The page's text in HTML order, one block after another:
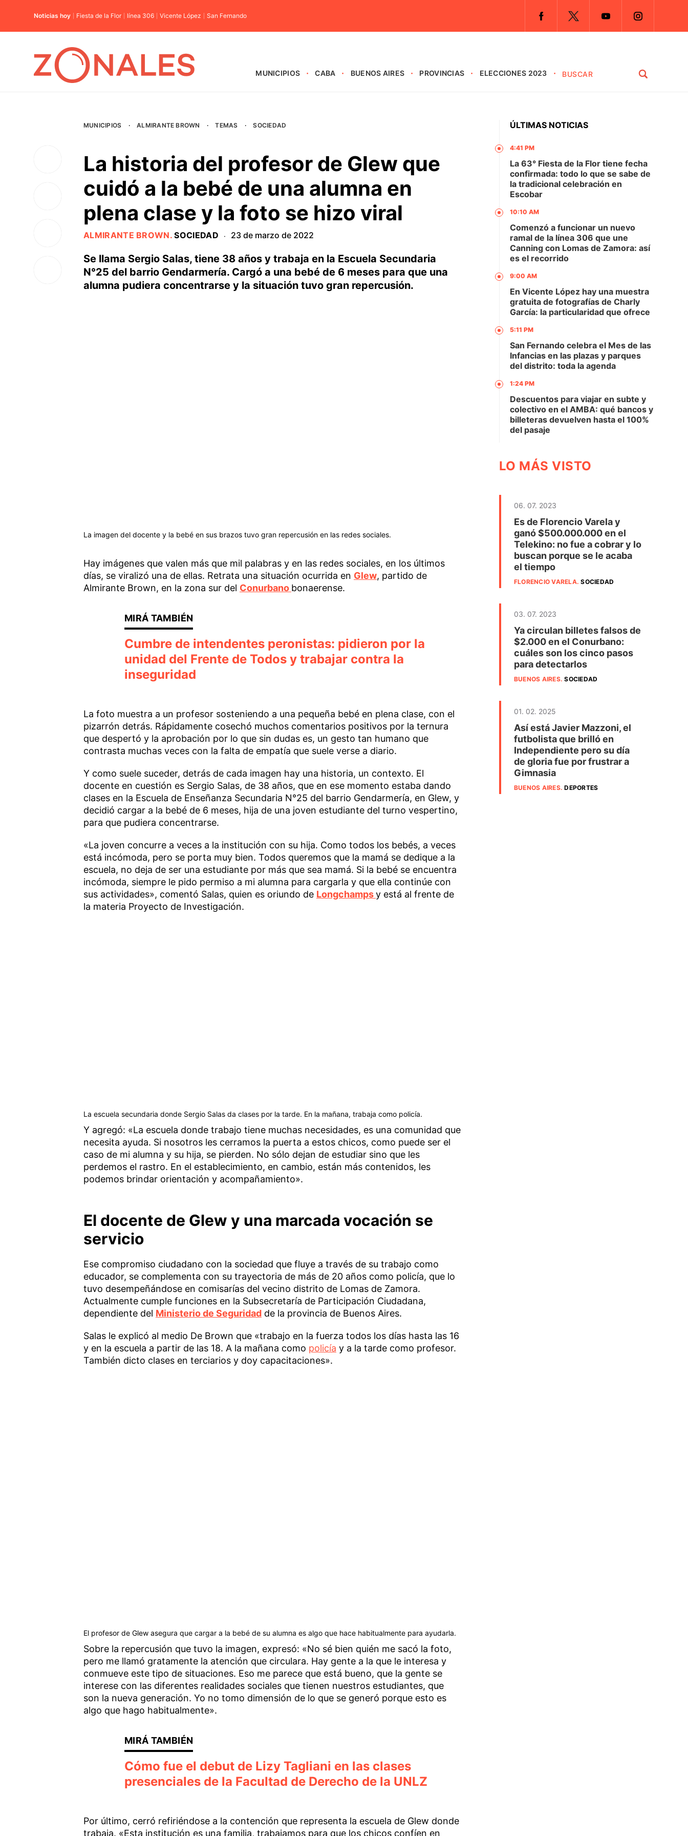
Noticias hoy Fiesta de la Flor línea 306 Vicente López San Fernando
MUNICIPIOS CABA BUENOS AIRES PROVINCIAS ELECCIONES 2023
MUNICIPIOS · ALMIRANTE BROWN · TEMAS · SOCIEDAD
La historia del profesor de Glew que
cuidó a la bebé de una alumna en
plena clase y la foto se hizo viral
ALMIRANTE BROWN.SOCIEDAD · 23 de marzo de 2022
Se llama Sergio Salas, tiene 38 años y trabaja en la Escuela Secundaria
N°25 del barrio Gendarmería. Cargó a una bebé de 6 meses para que una
alumna pudiera concentrarse y la situación tuvo gran repercusión.
La imagen del docente y la bebé en sus brazos tuvo gran repercusión en las redes sociales.
Hay imágenes que valen más que mil palabras y en las redes sociales, en los últimos
días, se viralizó una de ellas. Retrata una situación ocurrida en Glew, partido de
Almirante Brown, en la zona sur del Conurbano bonaerense.
Cumbre de intendentes peronistas: pidieron por la
unidad del Frente de Todos y trabajar contra la
inseguridad
La foto muestra a un profesor sosteniendo a una pequeña bebé en plena clase, con el
pizarrón detrás. Rápidamente cosechó muchos comentarios positivos por la ternura
que despertó y la aprobación por lo que sin dudas es, un gesto tan humano que
contrasta muchas veces con la falta de empatía que suele verse a diario.
Y como suele suceder, detrás de cada imagen hay una historia, un contexto. El
docente en cuestión es Sergio Salas, de 38 años, que en ese momento estaba dando
clases en la Escuela de Enseñanza Secundaria N°25 del barrio Gendarmería, en Glew, y
decidió cargar a la bebé de 6 meses, hija de una joven estudiante del turno vespertino,
para que pudiera concentrarse.
«La joven concurre a veces a la institución con su hija. Como todos los bebés, a veces
está incómoda, pero se porta muy bien. Todos queremos que la mamá se dedique a la
escuela, no deja de ser una estudiante por más que sea mamá. Si la bebé se encuentra
incómoda, siempre le pido permiso a mi alumna para cargarla y que ella continúe con
sus actividades», comentó Salas, quien es oriundo de Longchampsy está al frente de
la materia Proyecto de Investigación.
La escuela secundaria donde Sergio Salas da clases por la tarde. En la mañana, trabaja como policía.
Y agregó: «La escuela donde trabajo tiene muchas necesidades, es una comunidad que
necesita ayuda. Si nosotros les cerramos la puerta a estos chicos, como puede ser el
caso de mi alumna y su hija, se pierden. No sólo dejan de estudiar sino que les
perdemos el rastro. En el establecimiento, en cambio, están más contenidos, les
podemos brindar orientación y acompañamiento».
El docente de Glew y una marcada vocación se
servicio
Ese compromiso ciudadano con la sociedad que fluye a través de su trabajo como
educador, se complementa con su trayectoria de más de 20 años como policía, que lo
tuvo desempeñándose en comisarías del vecino distrito de Lomas de Zamora.
Actualmente cumple funciones en la Subsecretaría de Participación Ciudadana,
dependiente del Ministerio de Seguridadde la provincia de Buenos Aires.
Salas le explicó al medio De Brown que «trabajo en la fuerza todos los días hasta las 16
y en la escuela a partir de las 18. A la mañana como policía y a la tarde como profesor.
También dicto clases en terciarios y doy capacitaciones».
El profesor de Glew asegura que cargar a la bebé de su alumna es algo que hace habitualmente para ayudarla.
Sobre la repercusión que tuvo la imagen, expresó: «No sé bien quién me sacó la foto,
pero me llamó gratamente la atención que circulara. Hay gente a la que le interesa y
conmueve este tipo de situaciones. Eso me parece que está bueno, que la gente se
interese con las diferentes realidades sociales que tienen nuestros estudiantes, que
son la nueva generación. Yo no tomo dimensión de lo que se generó porque esto es
algo que hago habitualmente».
Cómo fue el debut de Lizy Tagliani en las clases
presenciales de la Facultad de Derecho de la UNLZ
Por último, cerró refiriéndose a la contención que representa la escuela de Glew donde
trabaja. «Esta institución es una familia, trabajamos para que los chicos confíen en
ÚLTIMAS NOTICIAS
4:41 PM
La 63° Fiesta de la Flor tiene fecha
confirmada: todo lo que se sabe de
la tradicional celebración en
Escobar
10:10 AM
Comenzó a funcionar un nuevo
ramal de la línea 306 que une
Canning con Lomas de Zamora: así
es el recorrido
9:00 AM
En Vicente López hay una muestra
gratuita de fotografías de Charly
García: la particularidad que ofrece
5:11 PM
San Fernando celebra el Mes de las
Infancias en las plazas y parques
del distrito: toda la agenda
1:24 PM
Descuentos para viajar en subte y
colectivo en el AMBA: qué bancos y
billeteras devuelven hasta el 100%
del pasaje
LO MÁS VISTO
06. 07. 2023
Es de Florencio Varela y
ganó $500.000.000 en el
Telekino: no fue a cobrar y lo
buscan porque se le acaba
el tiempo
FLORENCIO VARELA.SOCIEDAD
03. 07. 2023
Ya circulan billetes falsos de
$2.000 en el Conurbano:
cuáles son los cinco pasos
para detectarlos
BUENOS AIRES.SOCIEDAD
01. 02. 2025
Así está Javier Mazzoni, el
futbolista que brilló en
Independiente pero su día
de gloria fue por frustrar a
Gimnasia
BUENOS AIRES.DEPORTES